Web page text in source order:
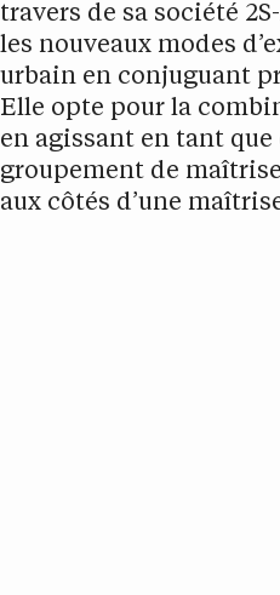
travers de sa société
les nouveaux modes
urbain en conjuguant
Elle opte pour la
en agissant en tant
groupement de
aux côtés d’une